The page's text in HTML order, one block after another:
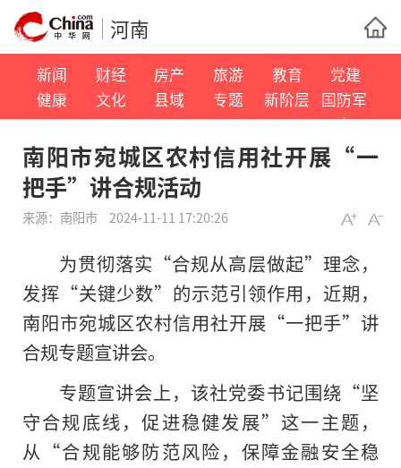
河南
新闻 财经 房产 旅游 教育
党建
健康
文化 县域 专题 新阶层
国防军
事
南阳市宛城区农村信用社开展“一
把手”讲合规活动
来源： 南阳市 2024-11-11 17:20:26
为贯彻落实 “合规从高层做起”理念，
发挥“关键少数”的示范引领作用，近期，
南阳市宛城区农村信用社开展“一把手”讲
合规专题宣讲会。
专题宣讲会上，该社党委书记围绕“坚
守合规底线，促进稳健发展”这一主题，
从“合规能够防范风险，保障金融安全稳